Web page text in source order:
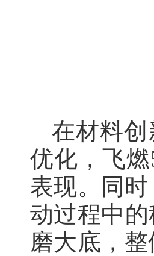
在材料
优化，飞
表现。同
动过程中
磨大底，